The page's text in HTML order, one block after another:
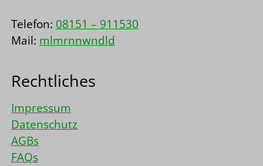
Telefon: 08151 – 911530
Mail: mlmrnnwndld
Rechtliches
Impressum
Datenschutz
AGBs
FAQs